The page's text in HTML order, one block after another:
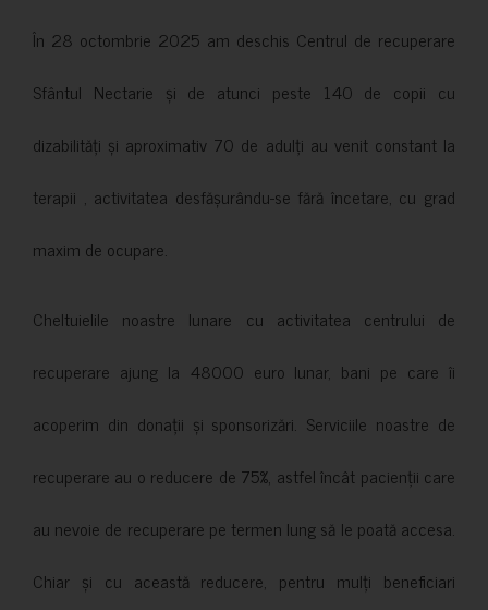
În 28 octombrie 2025 am deschis Centrul de recuperare
Sfântul Nectarie și de atunci peste 140 de copii cu
dizabilități și aproximativ 70 de adulți au venit constant la
terapii , activitatea desfășurându-se fără încetare, cu grad
maxim de ocupare.
Cheltuielile noastre lunare cu activitatea centrului de
recuperare ajung la 48000 euro lunar, bani pe care îi
acoperim din donații și sponsorizări. Serviciile noastre de
recuperare au o reducere de 75%, astfel încât pacienții care
au nevoie de recuperare pe termen lung să le poată accesa.
Chiar și cu această reducere, pentru mulți beneficiari